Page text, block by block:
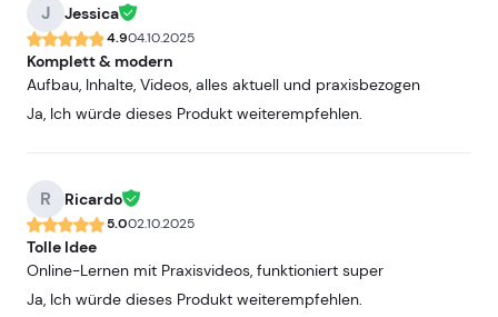
J Jessica
4.904.10.2025
Komplett & modern
Aufbau, Inhalte, Videos, alles aktuell und praxisbezogen
Ja, Ich würde dieses Produkt weiterempfehlen.
R Ricardo
5.002.10.2025
Tolle Idee
Online-Lernen mit Praxisvideos, funktioniert super
Ja, Ich würde dieses Produkt weiterempfehlen.